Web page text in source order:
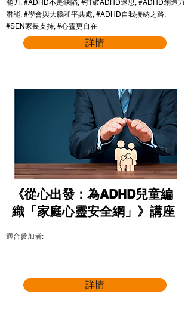
能力, #ADHD不是缺陷, #打破ADHD迷思, #ADHD創造力
潛能, #學會與大腦和平共處, #ADHD自我接納之路,
#SEN家長支持, #心靈更自在
詳情
《從心出發：為ADHD兒童編
織「家庭心靈安全網」》講座
適合參加者:
詳情